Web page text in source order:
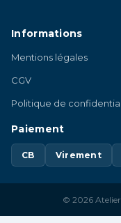
Informations
Mentions légales
CGV
Politique de
Paiement
CB Virement
© 2026